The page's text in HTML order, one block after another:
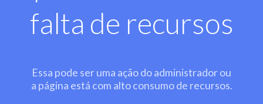
falta de recursos
Essa pode ser uma ação do administrador ou
a página está com alto consumo de recursos.